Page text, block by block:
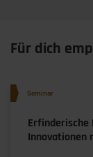
Für dich
Seminar
Erfinderische
Innovationen